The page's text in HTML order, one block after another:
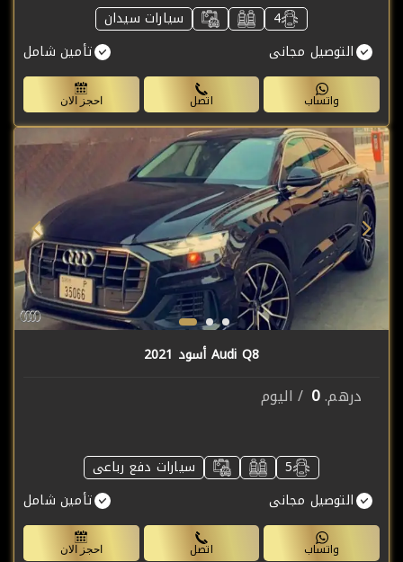
4
سيارات سيدان
التوصيل مجانى
تأمين شامل
واتساب اتصل احجز الان
Audi Q8 أسود 2021
درهم.0 / اليوم
5
سيارات دفع رباعى
التوصيل مجانى
تأمين شامل
واتساب اتصل احجز الان